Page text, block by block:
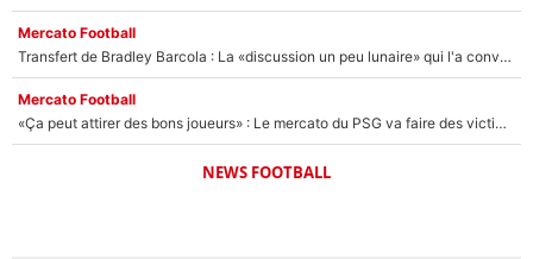
Mercato Football
Transfert de Bradley Barcola : La «discussion un peu lunaire» qui l'a convaincu de quitter le PSG, son entourage est pointé du doigt
Mercato Football
«Ça peut attirer des bons joueurs» : Le mercato du PSG va faire des victimes dans l'effectif de Luis Enrique ?
NEWS FOOTBALL